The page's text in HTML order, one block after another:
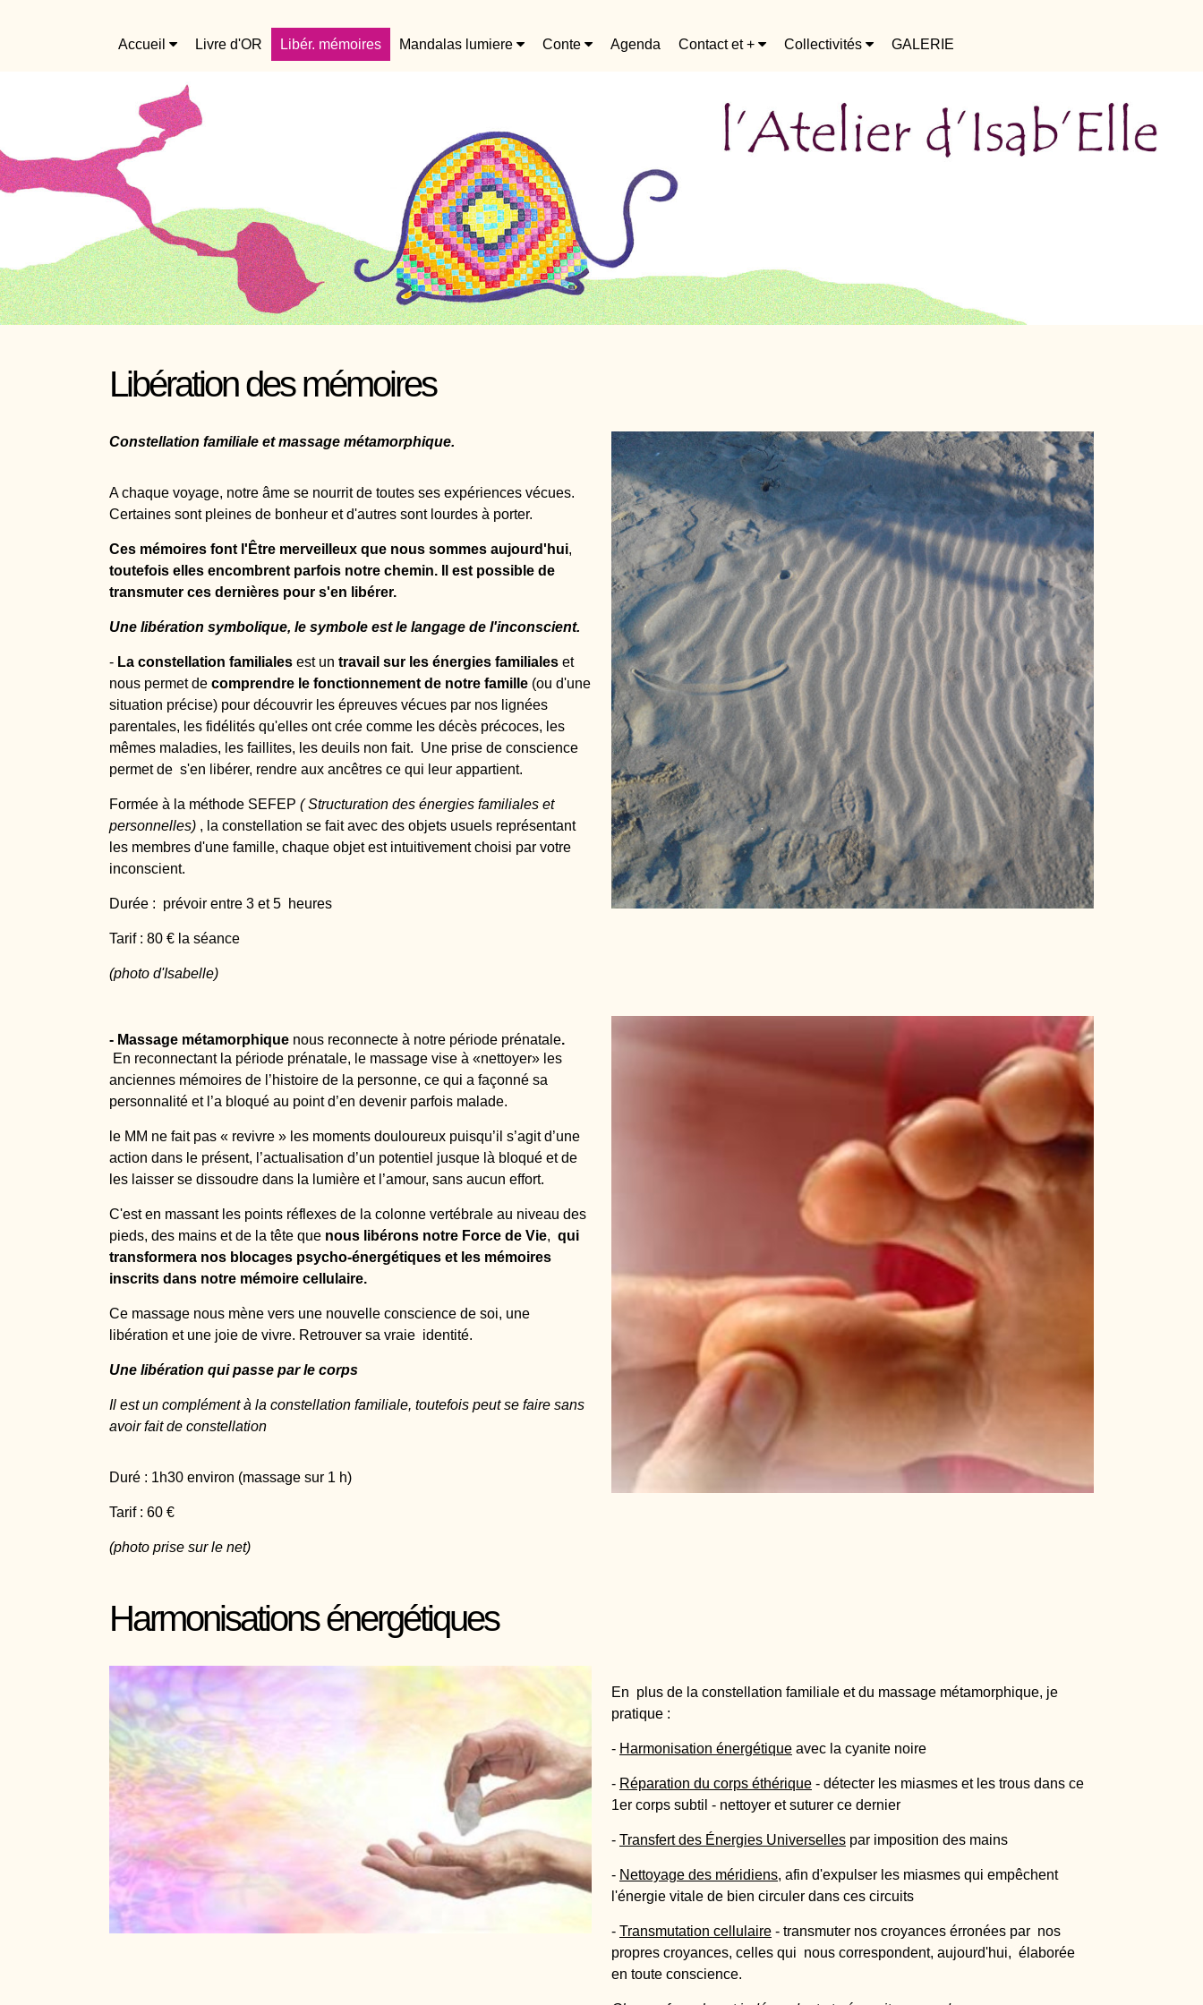
Accueil Livre d'OR Libér. mémoires Mandalas lumiere Conte Agenda Contact et + Collectivités GALERIE
Libération des mémoires
Constellation familiale et massage métamorphique.
A chaque voyage, notre âme se nourrit de toutes ses expériences vécues.
Certaines sont pleines de bonheur et d'autres sont lourdes à porter.
Ces mémoires font l'Être merveilleux que nous sommes aujourd'hui,
toutefois elles encombrent parfois notre chemin. Il est possible de
transmuter ces dernières pour s'en libérer.
Une libération symbolique, le symbole est le langage de l'inconscient.
- La constellation familiales est un travail sur les énergies familiales et
nous permet de comprendre le fonctionnement de notre famille (ou d'une
situation précise) pour découvrir les épreuves vécues par nos lignées
parentales, les fidélités qu'elles ont crée comme les décès précoces, les
mêmes maladies, les faillites, les deuils non fait. Une prise de conscience
permet de s'en libérer, rendre aux ancêtres ce qui leur appartient.
Formée à la méthode SEFEP ( Structuration des énergies familiales et
personnelles) , la constellation se fait avec des objets usuels représentant
les membres d'une famille, chaque objet est intuitivement choisi par votre
inconscient.
Durée : prévoir entre 3 et 5 heures
Tarif : 80 € la séance
(photo d'Isabelle)
- Massage métamorphique nous reconnecte à notre période prénatale.
En reconnectant la période prénatale, le massage vise à «nettoyer» les
anciennes mémoires de l’histoire de la personne, ce qui a façonné sa
personnalité et l’a bloqué au point d’en devenir parfois malade.
le MM ne fait pas « revivre » les moments douloureux puisqu’il s’agit d’une
action dans le présent, l’actualisation d’un potentiel jusque là bloqué et de
les laisser se dissoudre dans la lumière et l’amour, sans aucun effort.
C'est en massant les points réflexes de la colonne vertébrale au niveau des
pieds, des mains et de la tête que nous libérons notre Force de Vie, qui
transformera nos blocages psycho-énergétiques et les mémoires
inscrits dans notre mémoire cellulaire.
Ce massage nous mène vers une nouvelle conscience de soi, une
libération et une joie de vivre. Retrouver sa vraie identité.
Une libération qui passe par le corps
Il est un complément à la constellation familiale, toutefois peut se faire sans
avoir fait de constellation
Duré : 1h30 environ (massage sur 1 h)
Tarif : 60 €
(photo prise sur le net)
Harmonisations énergétiques
En plus de la constellation familiale et du massage métamorphique, je
pratique :
- Harmonisation énergétique avec la cyanite noire
- Réparation du corps éthérique - détecter les miasmes et les trous dans ce
1er corps subtil - nettoyer et suturer ce dernier
- Transfert des Énergies Universelles par imposition des mains
- Nettoyage des méridiens, afin d'expulser les miasmes qui empêchent
l'énergie vitale de bien circuler dans ces circuits
- Transmutation cellulaire - transmuter nos croyances érronées par nos
propres croyances, celles qui nous correspondent, aujourd'hui, élaborée
en toute conscience.